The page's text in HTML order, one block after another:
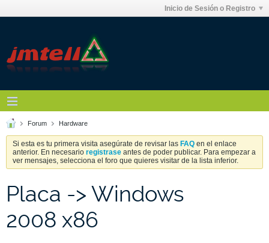
Inicio de Sesión o Registro
Forum Hardware
Si esta es tu primera visita asegúrate de revisar las FAQ en el enlace
anterior. En necesario registrase antes de poder publicar. Para empezar a
ver mensajes, selecciona el foro que quieres visitar de la lista inferior.
Placa -> Windows
2008 x86